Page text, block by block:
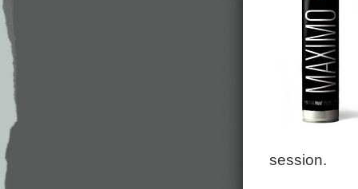
session.